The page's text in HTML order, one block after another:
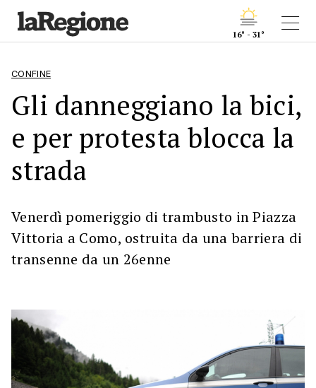
16° - 31°
CONFINE
Gli danneggiano la bici,
e per protesta blocca la
strada
Venerdì pomeriggio di trambusto in Piazza
Vittoria a Como, ostruita da una barriera di
transenne da un 26enne